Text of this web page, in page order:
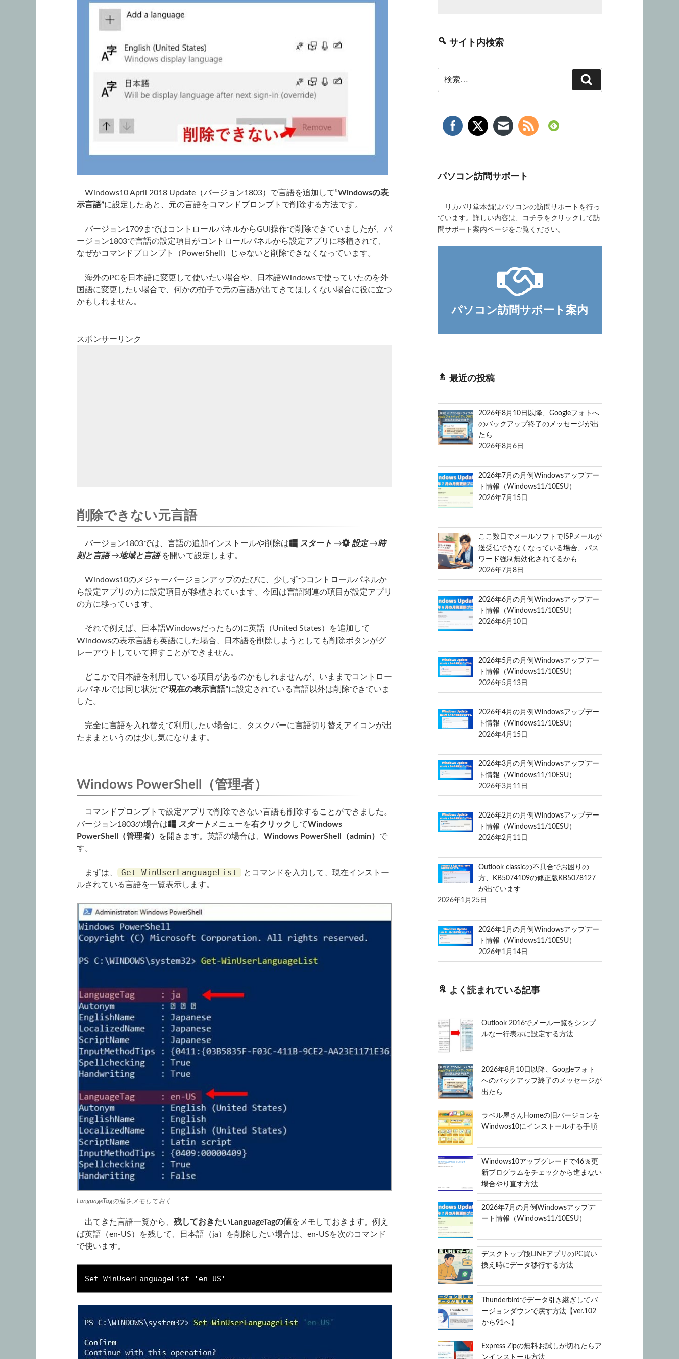
Windows10 April 2018 Update（バージョン1803）で言語を追加して”Windowsの表
示言語”に設定したあと、元の言語をコマンドプロンプトで削除する方法です。
バージョン1709まではコントロールパネルからGUI操作で削除できていましたが、バ
ージョン1803で言語の設定項目がコントロールパネルから設定アプリに移植されて、
なぜかコマンドプロンプト（PowerShell）じゃないと削除できなくなっています。
海外のPCを日本語に変更して使いたい場合や、日本語Windowsで使っていたのを外
国語に変更したい場合で、何かの拍子で元の言語が出てきてほしくない場合に役に立つ
かもしれません。
スポンサーリンク
削除できない元言語
バージョン1803では、言語の追加インストールや削除は スタート → 設定→時
刻と言語→地域と言語 を開いて設定します。
Windows10のメジャーバージョンアップのたびに、少しずつコントロールパネルか
ら設定アプリの方に設定項目が移植されています。今回は言語関連の項目が設定アプリ
の方に移っています。
それで例えば、日本語Windowsだったものに英語（United States）を追加して
Windowsの表示言語も英語にした場合、日本語を削除しようとしても削除ボタンがグ
レーアウトしていて押すことができません。
どこかで日本語を利用している項目があるのかもしれませんが、いままでコントロー
ルパネルでは同じ状況で“現在の表示言語”に設定されている言語以外は削除できていま
した。
完全に言語を入れ替えて利用したい場合に、タスクバーに言語切り替えアイコンが出
たままというのは少し気になります。
Windows PowerShell（管理者）
コマンドプロンプトで設定アプリで削除できない言語も削除することができました。
バージョン1803の場合は
スタート メニューを右クリック してWindows
PowerShell（管理者）
を開きます。英語の場合は、 Windows PowerShell（admin） で
す。
まずは、 Get-WinUserLanguageList
とコマンドを入力して、現在インストー
ルされている言語を一覧表示します。
LanguageTagの値をメモしておく
出てきた言語一覧から、 残しておきたいLanguageTagの値をメモしておきます。例え
ば英語（en-US）を残して、日本語（ja）を削除したい場合は、en-USを次のコマンド
で使います。
Set-WinUserLanguageList 'en-US'
サイト内検索
索:
索
パソコン訪問サポート
リカバリ堂本舗はパソコンの訪問サポートを行っ
ています。詳しい内容は、コチラをクリックして訪
問サポート案内ページをご覧ください。
パソコン訪問サポート案内
最近の投稿
2026年8月10日以降、Googleフォトへ
のバックアップ終了のメッセージが出
たら
2026年8月6日
2026年7月の月例Windowsアップデー
ト情報（Windows11/10ESU）
2026年7月15日
ここ数日でメールソフトでISPメールが
送受信できなくなっている場合、パス
ワード強制無効化されてるかも
2026年7月8日
2026年6月の月例Windowsアップデー
ト情報（Windows11/10ESU）
2026年6月10日
2026年5月の月例Windowsアップデー
ト情報（Windows11/10ESU）
2026年5月13日
2026年4月の月例Windowsアップデー
ト情報（Windows11/10ESU）
2026年4月15日
2026年3月の月例Windowsアップデー
ト情報（Windows11/10ESU）
2026年3月11日
2026年2月の月例Windowsアップデー
ト情報（Windows11/10ESU）
2026年2月11日
Outlook classicの不具合でお困りの
方、KB5074109の修正版KB5078127
が出ています
2026年1月25日
2026年1月の月例Windowsアップデー
ト情報（Windows11/10ESU）
2026年1月14日
よく読まれている記事
Outlook 2016でメール一覧をシンプ
ルな一行表示に設定する方法
2026年8月10日以降、Googleフォト
へのバックアップ終了のメッセージが
出たら
ラベル屋さんHomeの旧バージョンを
Windwos10にインストールする手順
Windows10アップグレードで46％更
新プログラムをチェックから進まない
場合やり直す方法
2026年7月の月例Windowsアップデ
ート情報（Windows11/10ESU）
デスクトップ版LINEアプリのPC買い
換え時にデータ移行する方法
Thunderbirdでデータ引き継ぎしてバ
ージョンダウンで戻す方法【ver.102
から91へ】
Express Zipの無料お試しが切れたらア
ンインストール方法